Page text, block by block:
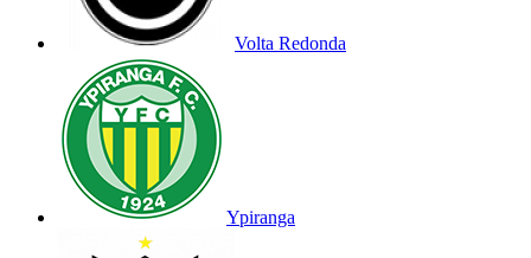
Volta Redonda
Ypiranga